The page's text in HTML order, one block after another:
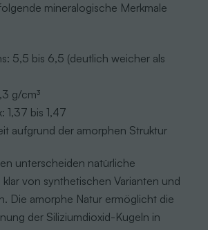
mineralogische Merkmale
5,5 bis 6,5 (deutlich weicher als
g/cm³
1,37 bis 1,47
aufgrund der amorphen Struktur
unterscheiden natürliche
klar von synthetischen Varianten und
Die amorphe Natur ermöglicht die
der Siliziumdioxid-Kugeln in